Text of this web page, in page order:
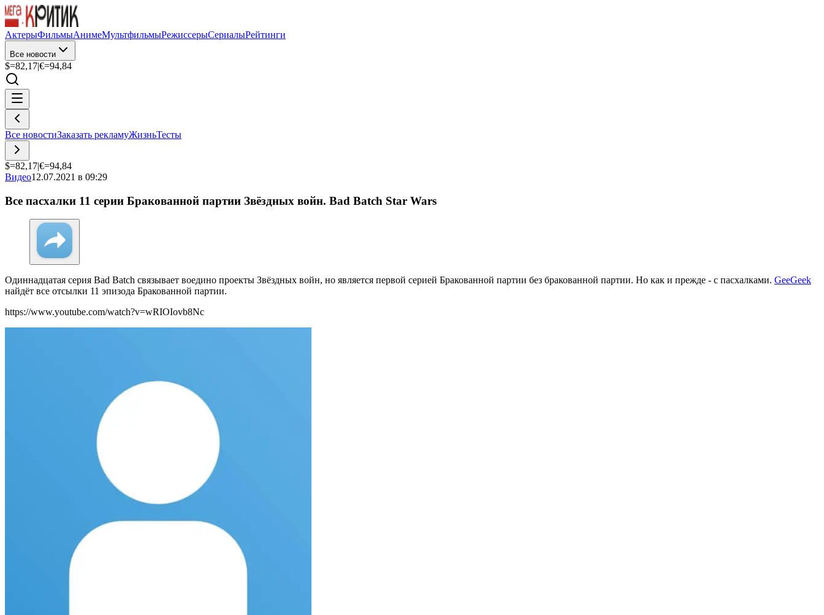
АктерыФильмыАнимеМультфильмыРежиссерыСериалыРейтинги
Все новости
$=82,17|€=94,84
Все новостиЗаказать рекламуЖизньТесты
$=82,17|€=94,84
Видео12.07.2021 в 09:29
Все пасхалки 11 серии Бракованной партии Звёздных войн. Bad Batch Star Wars
Одиннадцатая серия Bad Batch связывает воедино проекты Звёздных войн, но является первой серией Бракованной партии без бракованной партии. Но как и прежде - с пасхалками. GeeGeek
найдёт все отсылки 11 эпизода Бракованной партии.
https://www.youtube.com/watch?v=wRIOIovb8Nc